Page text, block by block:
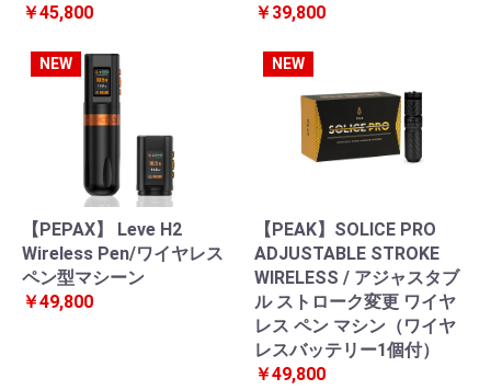
￥45,800
￥39,800
NEW
【PEPAX】 Leve H2
Wireless Pen/ワイヤレス
ペン型マシーン
￥49,800
NEW
【PEAK】SOLICE PRO
ADJUSTABLE STROKE
WIRELESS / アジャスタブ
ル ストローク変更 ワイヤ
レス ペン マシン（ワイヤ
レスバッテリー1個付）
￥49,800